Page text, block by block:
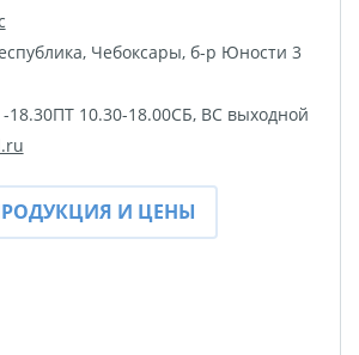
, Чебоксары, б-р Юности 3
18.30ПТ 10.30-18.00СБ, ВС выходной
И ЦЕНЫ